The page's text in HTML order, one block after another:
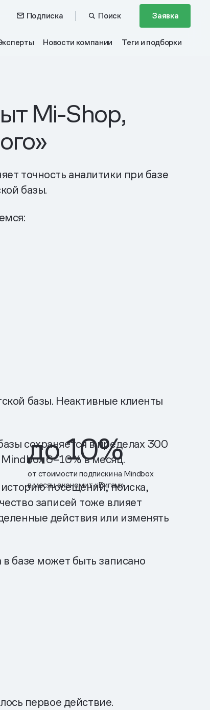
Подписка Поиск Заявка
Новости компании Теги и подборки
Mi-Shop,
точность аналитики при базе
базы.
базы. Неактивные клиенты
до10%
от стоимости подписки на Mindbox
в месяц экономит «Бигам»
сохраняется в пределах 300
6–10% в месяц.
историю посещений, поиска,
записей тоже влияет
действия или изменять
базе может быть записано
первое действие.